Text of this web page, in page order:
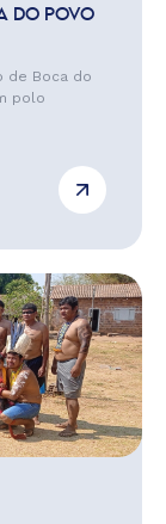
DO POVO
de Boca do
polo